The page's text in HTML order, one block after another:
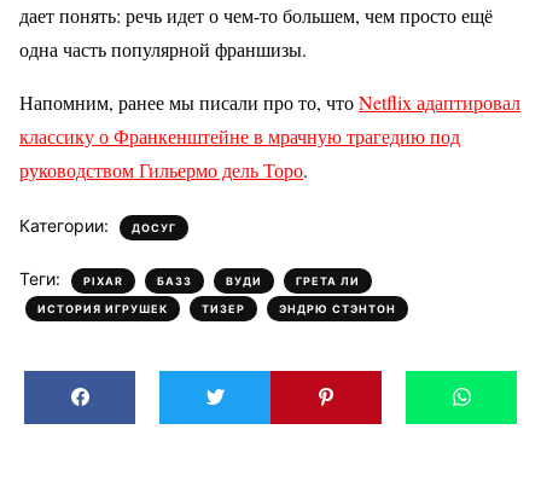
дает понять: речь идет о чем-то большем, чем просто ещё
одна часть популярной франшизы.
Напомним, ранее мы писали про то, чтоNetflix адаптировал
классику о Франкенштейне в мрачную трагедию под
руководством Гильермо дель Торо.
Категории: ДОСУГ
Теги: PIXAR , БАЗЗ , ВУДИ , ГРЕТА ЛИ ,
ИСТОРИЯ ИГРУШЕК , ТИЗЕР , ЭНДРЮ СТЭНТОН